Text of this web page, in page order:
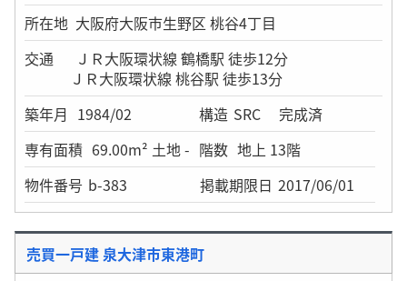
所在地 大阪府大阪市生野区 桃谷4丁目
交通
ＪＲ大阪環状線 鶴橋駅 徒歩12分
ＪＲ大阪環状線 桃谷駅 徒歩13分
築年月 1984/02 構造 SRC
完成済
専有面積 69.00m² 土地 - 階数 地上 13階
物件番号 b-383 掲載期限日 2017/06/01
売買一戸建 泉大津市東港町